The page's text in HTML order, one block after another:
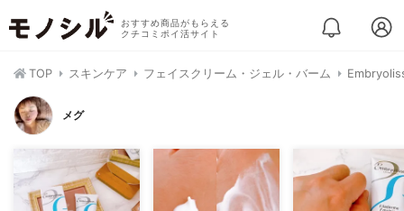
おすすめ商品がもらえる
クチコミポイ活サイト
TOP スキンケア フェイスクリーム・ジェル・バーム
メグ